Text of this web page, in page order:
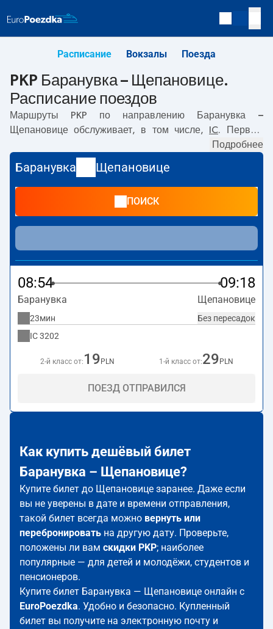
Расписание Вокзалы Поезда
PKP Баранувка – Щепановице.
Расписание поездов
Маршруты PKP по направлению
Баранувка –
Щепановице обслуживает, в том числе, IC. Первый
с вокзала PKP
отправляется в 08:54. Самое быстрое путешествие
предлагает прямой поездJADWIGA. Поездка на нём
. В настоящее время по маршруту
Баранувка–Щепановицене курсируют другие поезда
перевозчика PKP Intercity. Поезд заканчивает маршрут
на станции Щепановице.
Подробнее
Баранувка Щепановице
ПОИСК
08:54 09:18
Баранувка Щепановице
Без пересадок
23мин
IC3202
2-й класс от: 19 PLN 1-й класс от:29 PLN
ПОЕЗД ОТПРАВИЛСЯ
Как купить дешёвый билет
Баранувка – Щепановице?
Купите билет до Щепановице заранее. Даже если
вы не уверены в дате и времени отправления,
такой билет всегда можно вернуть или
перебронировать на другую дату. Проверьте,
положены ли вам скидки PKP; наиболее
популярные — для детей и молодёжи, студентов и
пенсионеров.
Купите билет Баранувка — Щепановице онлайн с
EuroPoezdka. Удобно и безопасно. Купленный
билет вы получите на электронную почту и